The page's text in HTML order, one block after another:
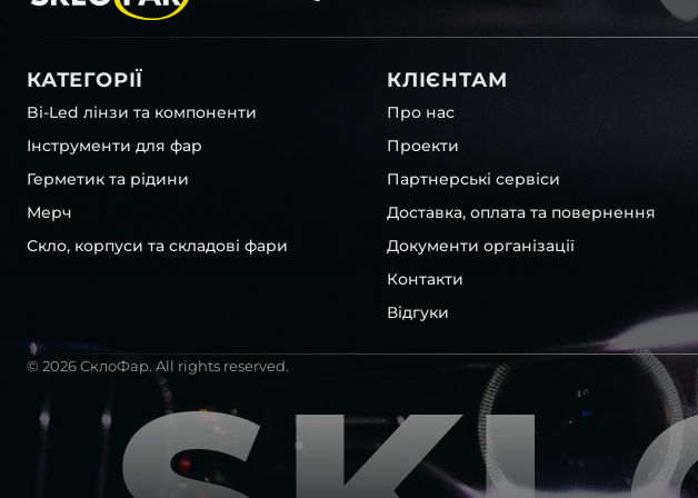
Здійснити заміну корпусу у фарі цілком під силу й самостійно, без володіння
матеріали, так само як і певні знання та терпіння. Однак, усе ж, для виконання
таких операцій, ми радимо звертатися до спеціалістів, та дати їм можливість
фари.
Робити заміну повної фари одразу, як це часто пропонують автосервіси та
автодилери – звичайна справа, але якщо можна відновити фару замінивши
один компонент, це насправді чудове рішення. Тому пропонуємо можливість
заощадити та придбати тільки те, що потребує заміни чи ремонту. Разом із
можливістю замовити новий корпус оптики передніх фар головного світла для
ремонтні комплекти для фар головного світла
резинові захисні ущільнювачі
кришки корпусов фар
коректори
світлопровідна трубка
світловипромінювачі
КАТЕГОРІЇ
Bi-Led лінзи та компоненти
Інструменти для фар
Герметик та рідини
Мерч
Скло, корпуси та складові фари
КЛІЄНТАМ
Про нас
Проекти
Партнерські сервіси
Доставка, оплата та повернення
Документи організації
Контакти
Відгуки
© 2026 СклоФар. All rights reserved.